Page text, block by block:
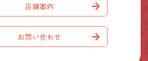
店舗案内
お問い合わせ